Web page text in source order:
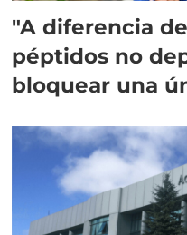
"A diferencia
péptidos no
bloquear una